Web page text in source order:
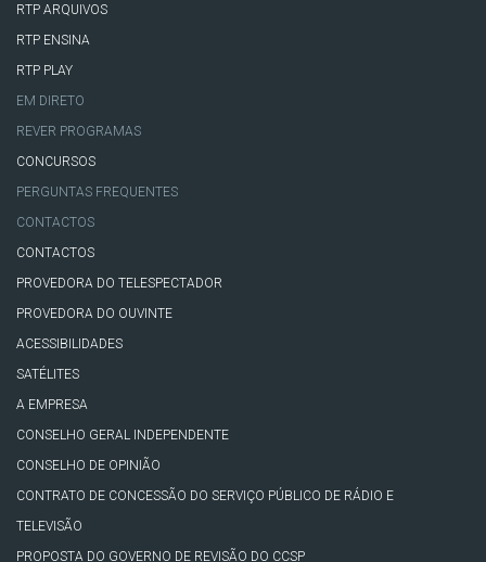
RTP ARQUIVOS
RTP ENSINA
RTP PLAY
EM DIRETO
REVER PROGRAMAS
CONCURSOS
PERGUNTAS FREQUENTES
CONTACTOS
CONTACTOS
PROVEDORA DO TELESPECTADOR
PROVEDORA DO OUVINTE
ACESSIBILIDADES
SATÉLITES
A EMPRESA
CONSELHO GERAL INDEPENDENTE
CONSELHO DE OPINIÃO
CONTRATO DE CONCESSÃO DO SERVIÇO PÚBLICO DE RÁDIO E
TELEVISÃO
PROPOSTA DO GOVERNO DE REVISÃO DO CCSP